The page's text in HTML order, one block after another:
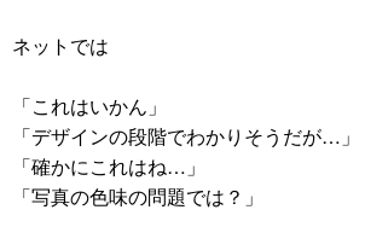
ネットでは
「これはいかん」
「デザインの段階でわかりそうだが…」
「確かにこれはね…」
「写真の色味の問題では？」